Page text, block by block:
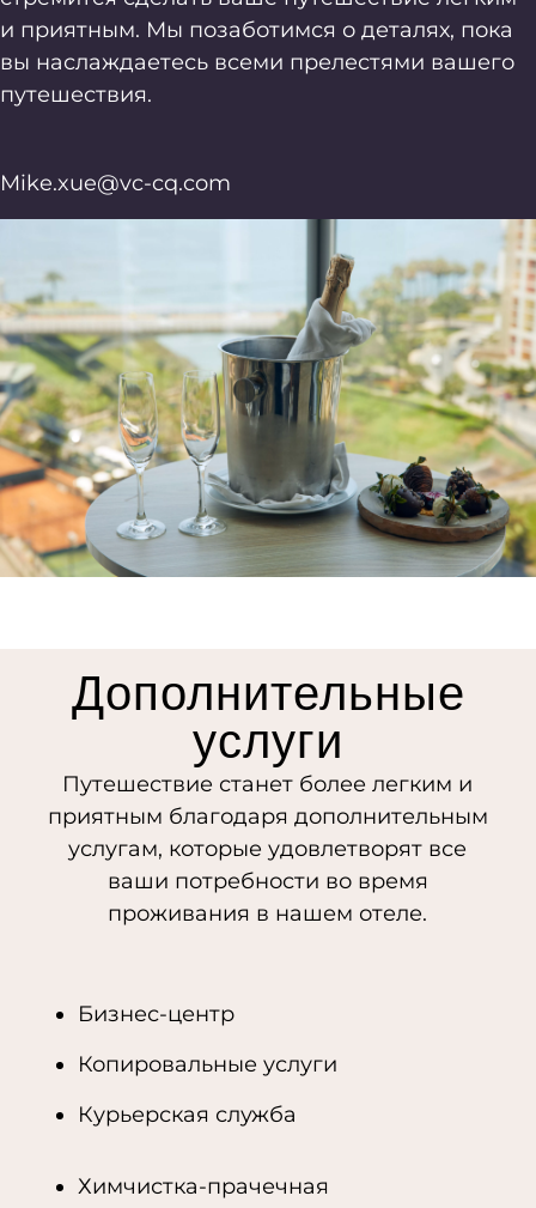
и приятным. Мы позаботимся о деталях, пока
вы наслаждаетесь всеми прелестями вашего
путешествия.
Mike.xue@vc-cq.com
Дополнительные
услуги
Путешествие станет более легким и
приятным благодаря дополнительным
услугам, которые удовлетворят все
ваши потребности во время
проживания в нашем отеле.
Бизнес-центр
Копировальные услуги
Курьерская служба
Химчистка-прачечная